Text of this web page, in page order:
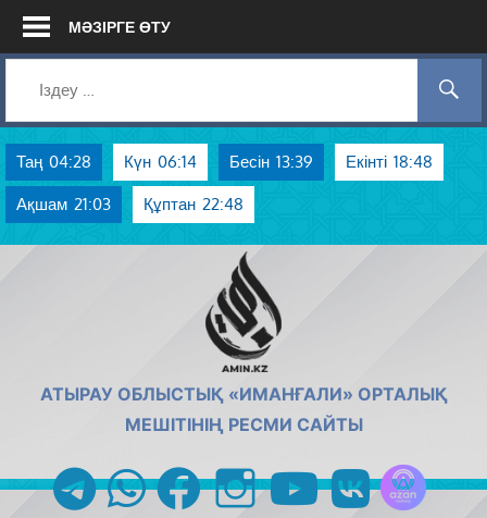
Skip
МӘЗІРГЕ ӨТУ
Таң 04:28 Күн 06:14 Бесін 13:39 Екінті 18:48
Ақшам 21:03 Құптан 22:48
АТЫРАУ ОБЛЫСТЫҚ «ИМАНҒАЛИ» ОРТАЛЫҚ
МЕШІТІНІҢ РЕСМИ САЙТЫ
telegramwhatsappfacebookinstagramyoutubevk